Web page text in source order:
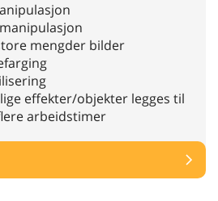
mengder bilder
effekter/objekter legges til
arbeidstimer